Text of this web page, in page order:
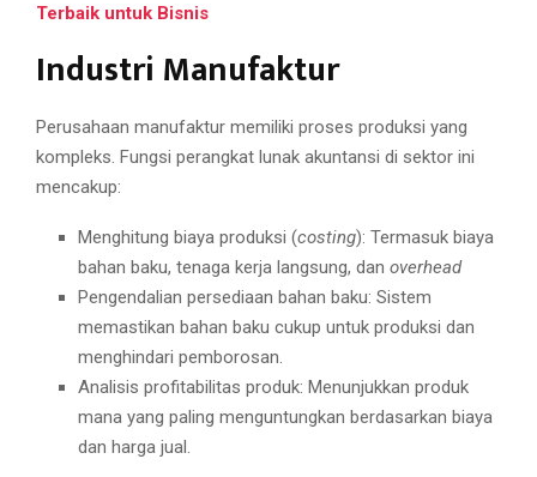
Terbaik untuk Bisnis
Industri Manufaktur
Perusahaan manufaktur memiliki proses produksi yang
kompleks. Fungsi perangkat lunak akuntansi di sektor ini
mencakup:
Menghitung biaya produksi (costing): Termasuk biaya
bahan baku, tenaga kerja langsung, dan overhead
Pengendalian persediaan bahan baku: Sistem
memastikan bahan baku cukup untuk produksi dan
menghindari pemborosan.
Analisis profitabilitas produk: Menunjukkan produk
mana yang paling menguntungkan berdasarkan biaya
dan harga jual.